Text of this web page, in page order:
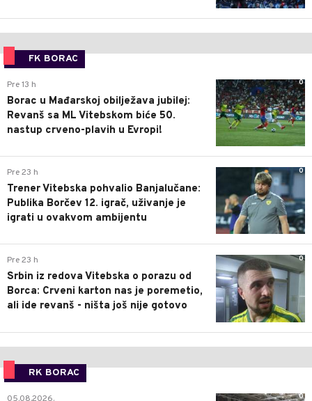
FK BORAC
0
Pre 13 h
Borac u Mađarskoj obilježava jubilej:
Revanš sa ML Vitebskom biće 50.
nastup crveno-plavih u Evropi!
0
Pre 23 h
Trener Vitebska pohvalio Banjalučane:
Publika Borčev 12. igrač, uživanje je
igrati u ovakvom ambijentu
0
Pre 23 h
Srbin iz redova Vitebska o porazu od
Borca: Crveni karton nas je poremetio,
ali ide revanš - ništa još nije gotovo
RK BORAC
0
05.08.2026.